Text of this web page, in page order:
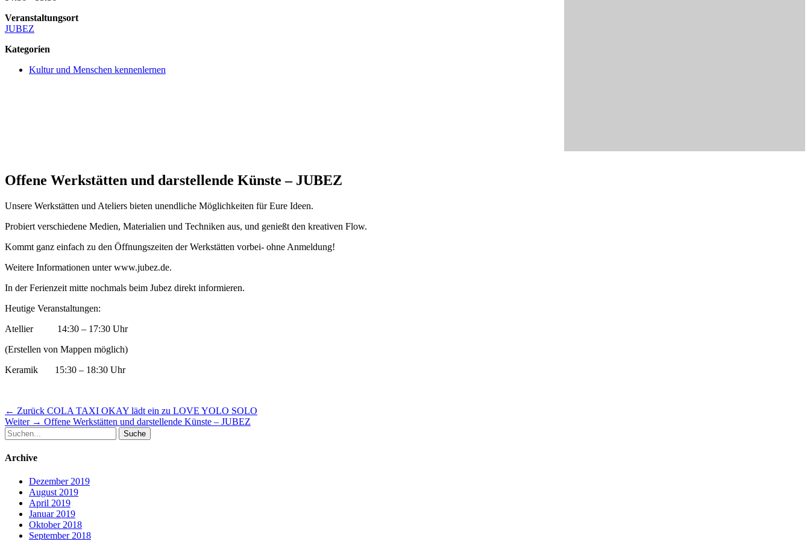
Veranstaltungsort
JUBEZ
Kategorien
Kultur und Menschen kennenlernen
Offene Werkstätten und darstellende Künste – JUBEZ
Unsere Werkstätten und Ateliers bieten unendliche Möglichkeiten für Eure Ideen.
Probiert verschiedene Medien, Materialien und Techniken aus, und genießt den kreativen Flow.
Kommt ganz einfach zu den Öffnungszeiten der Werkstätten vorbei- ohne Anmeldung!
Weitere Informationen unter www.jubez.de.
In der Ferienzeit mitte nochmals beim Jubez direkt informieren.
Heutige Veranstaltungen:
Atellier 14:30 – 17:30 Uhr
(Erstellen von Mappen möglich)
Keramik 15:30 – 18:30 Uhr
Beitragsnavigation
← Zurück Vorheriger
Beitrag:
COLA TAXI OKAY lädt ein zu LOVE YOLO SOLO
Weiter → Nächster
Offene Werkstätten und darstellende Künste – JUBEZ
Suche
nach:
Archive
Dezember 2019
August 2019
April 2019
Januar 2019
Oktober 2018
September 2018